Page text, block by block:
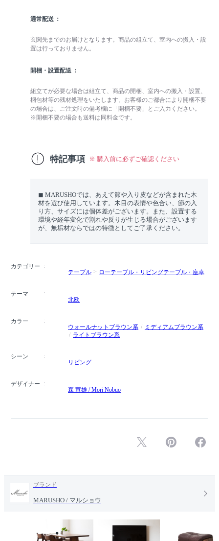
通常配送
玄関先までのお届けとなります。商品の組立て、室内への搬入・設
置は行っておりません。
開梱・設置配送
組立てが必要な場合は組立て、商品の開梱、室内への搬入・設置、
梱包材等の残材処理をいたします。お客様のご都合により開梱不要
の場合は、ご注文時の備考欄に「開梱不要」とご入力ください。
※開梱不要の場合も送料は同料金です。
特記事項 ※ 購入前に必ずご確認ください
◼︎ MARUSHOでは、あえて節や入り皮などが含まれた木
材を選び使用しています。木目の表情や色合い、節の入
り方、サイズには個体差がございます。また、設置する
環境や経年変化で割れや反りが生じる場合がございます
が、無垢材ならではの特徴としてご了承ください。
カテゴリー
テーブル
ローテーブル・リビングテーブル・座卓
テーマ
北欧
カラー
ウォールナットブラウン系
ミディアムブラウン系
ライトブラウン系
シーン
リビング
デザイナー
森 宣雄 / Mori Nobuo
ブランド
MARUSHO / マルショウ